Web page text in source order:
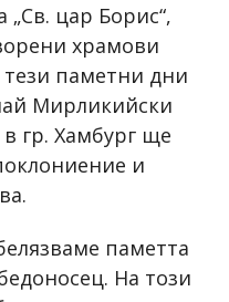
цар Борис“,
храмови
паметни дни
Мирликийски
гр. Хамбург ще
и
паметта
На този